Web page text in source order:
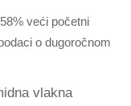
veći početni
o dugoročnom
vlakna